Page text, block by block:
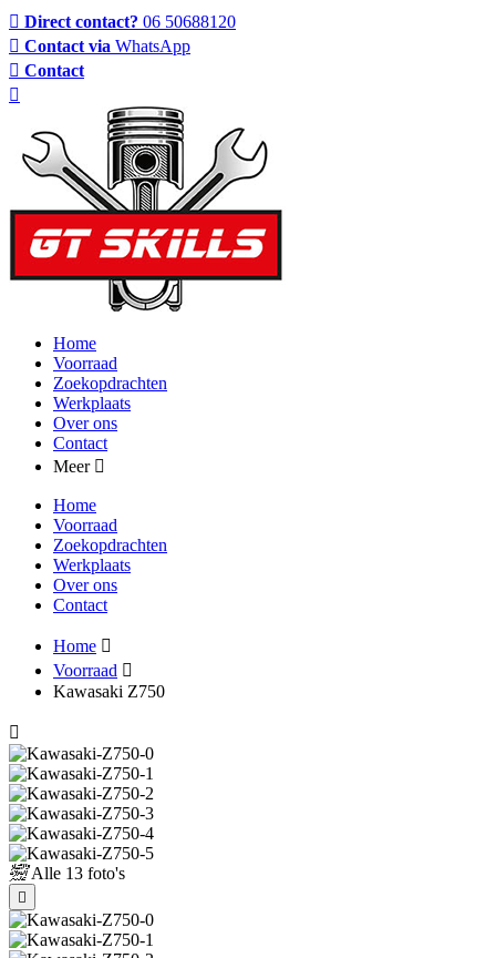
Direct contact? 06 50688120
Contact via WhatsApp
Contact
Home
Voorraad
Zoekopdrachten
Werkplaats
Over ons
Contact
Meer
Home
Voorraad
Zoekopdrachten
Werkplaats
Over ons
Contact
Home
Voorraad
Kawasaki Z750
Alle 13 foto's